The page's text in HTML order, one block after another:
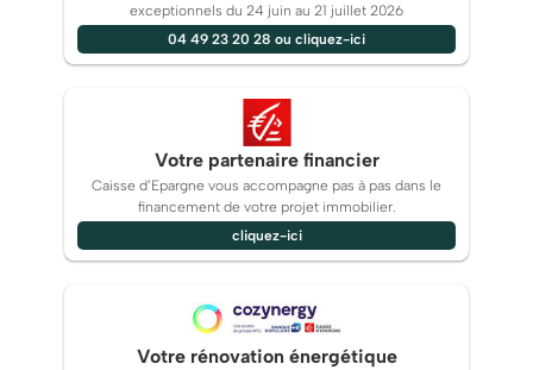
exceptionnels du 24 juin au 21 juillet 2026
04 49 23 20 28 ou cliquez-ici
Votre partenaire financier
Caisse d’Epargne vous accompagne pas à pas dans le
financement de votre projet immobilier.
cliquez-ici
Votre rénovation énergétique